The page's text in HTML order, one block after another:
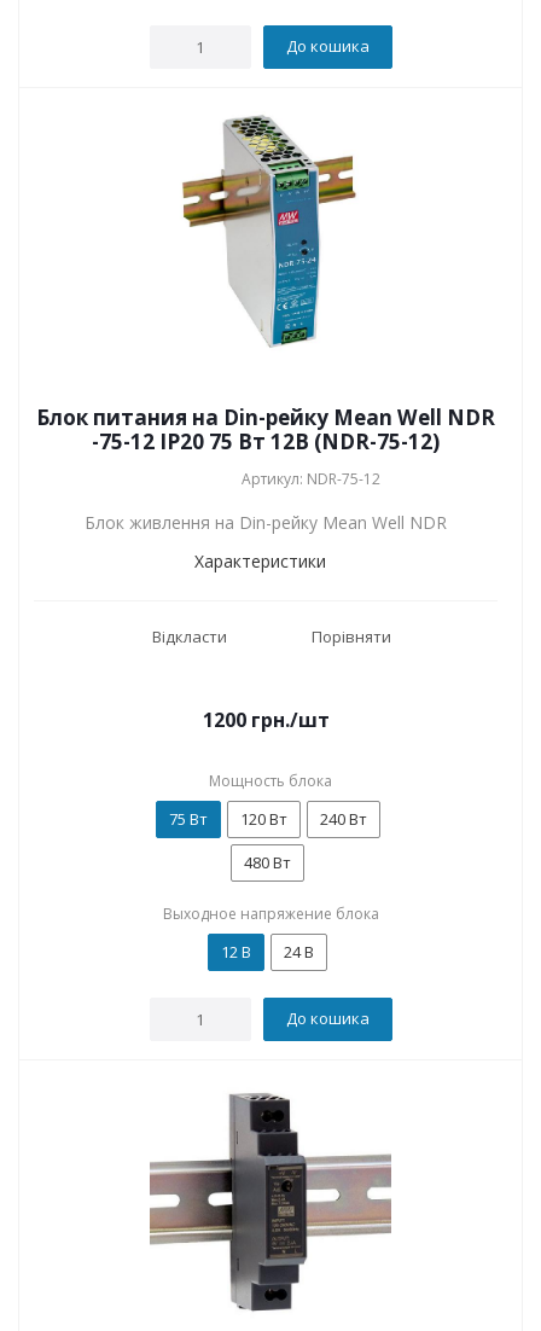
До кошика
Блок питания на Din-рейку Mean Well NDR
-75-12 IP20 75 Вт 12В (NDR-75-12)
Артикул: NDR-75-12
Блок живлення на Din-рейку Mean Well NDR
Характеристики
Відкласти Порівняти
1200 грн./шт
Мощность блока
75 Вт 120 Вт
240 Вт
480 Вт
Выходное напряжение блока
12 В 24 В
До кошика